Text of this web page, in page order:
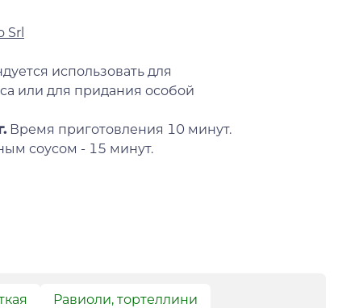
Srl
использовать для
или для придания особой
Время приготовления 10 минут.
соусом - 15 минут.
Равиоли, тортеллини